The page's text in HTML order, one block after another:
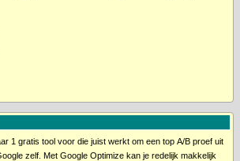
1 gratis tool voor die juist werkt om een top A/B proef uit
zelf. Met Google Optimize kan je redelijk makkelijk